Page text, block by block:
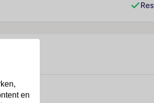
en